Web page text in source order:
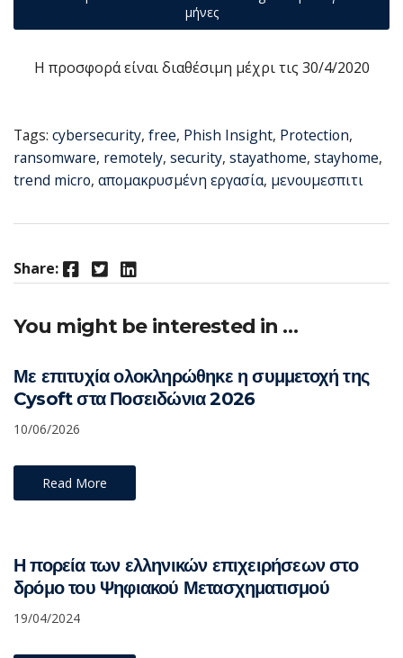
μήνες
Η προσφορά είναι διαθέσιμη μέχρι τις 30/4/2020
Tags: cybersecurity, free, Phish Insight, Protection,
ransomware, remotely, security, stayathome, stayhome,
trend micro, απομακρυσμένη εργασία, μενουμεσπιτι
Share: Facebook Twitter LinkedIn
You might be interested in …
Με επιτυχία ολοκληρώθηκε η συμμετοχή της
Cysoft στα Ποσειδώνια 2026
10/06/2026
Read More
Η πορεία των ελληνικών επιχειρήσεων στο
δρόμο του Ψηφιακού Μετασχηματισμού
19/04/2024